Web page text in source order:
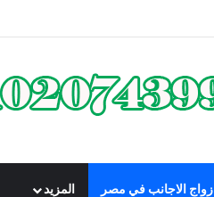
زواج الاجانب في مصر المزيد